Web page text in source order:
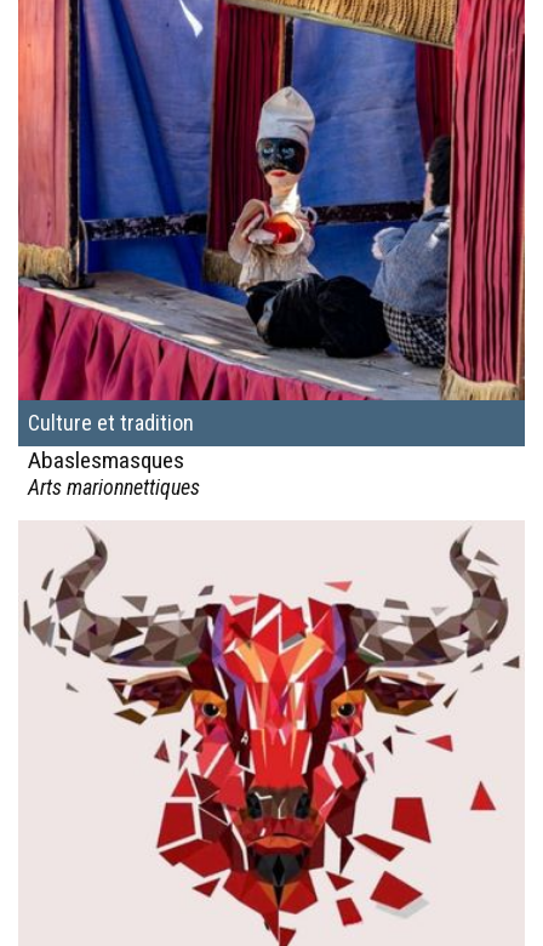
Culture et tradition
Abaslesmasques
Arts marionnettiques